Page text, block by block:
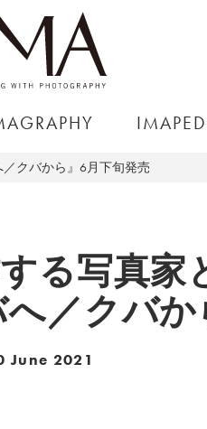
クバから』6月下旬発売
る写真家
／クバ
June 2021